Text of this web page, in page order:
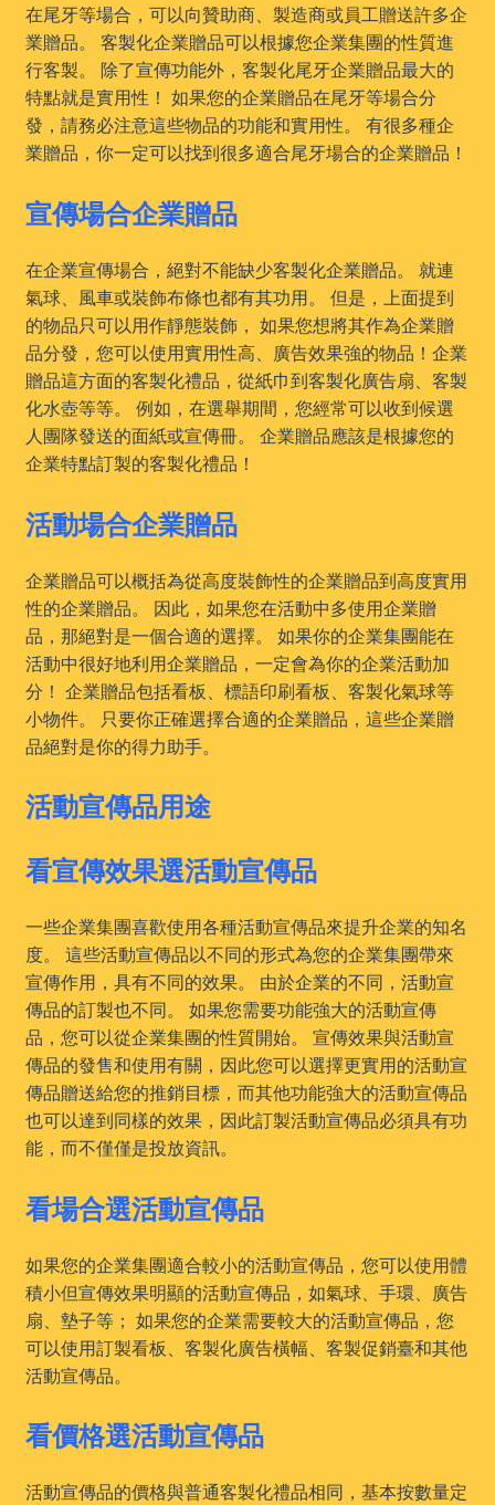
在尾牙等場合，可以向贊助商、製造商或員工贈送許多企
業贈品。 客製化企業贈品可以根據您企業集團的性質進
行客製。 除了宣傳功能外，客製化尾牙企業贈品最大的
特點就是實用性！ 如果您的企業贈品在尾牙等場合分
發，請務必注意這些物品的功能和實用性。 有很多種企
業贈品，你一定可以找到很多適合尾牙場合的企業贈品！
宣傳場合企業贈品
在企業宣傳場合，絕對不能缺少客製化企業贈品。 就連
氣球、風車或裝飾布條也都有其功用。 但是，上面提到
的物品只可以用作靜態裝飾， 如果您想將其作為企業贈
品分發，您可以使用實用性高、廣告效果強的物品！企業
贈品這方面的客製化禮品，從紙巾到客製化廣告扇、客製
化水壺等等。 例如，在選舉期間，您經常可以收到候選
人團隊發送的面紙或宣傳冊。 企業贈品應該是根據您的
企業特點訂製的客製化禮品！
活動場合企業贈品
企業贈品可以概括為從高度裝飾性的企業贈品到高度實用
性的企業贈品。 因此，如果您在活動中多使用企業贈
品，那絕對是一個合適的選擇。 如果你的企業集團能在
活動中很好地利用企業贈品，一定會為你的企業活動加
分！ 企業贈品包括看板、標語印刷看板、客製化氣球等
小物件。 只要你正確選擇合適的企業贈品，這些企業贈
品絕對是你的得力助手。
活動宣傳品用途
看宣傳效果選活動宣傳品
一些企業集團喜歡使用各種活動宣傳品來提升企業的知名
度。 這些活動宣傳品以不同的形式為您的企業集團帶來
宣傳作用，具有不同的效果。 由於企業的不同，活動宣
傳品的訂製也不同。 如果您需要功能強大的活動宣傳
品，您可以從企業集團的性質開始。 宣傳效果與活動宣
傳品的發售和使用有關，因此您可以選擇更實用的活動宣
傳品贈送給您的推銷目標，而其他功能強大的活動宣傳品
也可以達到同樣的效果，因此訂製活動宣傳品必須具有功
能，而不僅僅是投放資訊。
看場合選活動宣傳品
如果您的企業集團適合較小的活動宣傳品，您可以使用體
積小但宣傳效果明顯的活動宣傳品，如氣球、手環、廣告
扇、墊子等； 如果您的企業需要較大的活動宣傳品，您
可以使用訂製看板、客製化廣告橫幅、客製促銷臺和其他
活動宣傳品。
看價格選活動宣傳品
活動宣傳品的價格與普通客製化禮品相同，基本按數量定